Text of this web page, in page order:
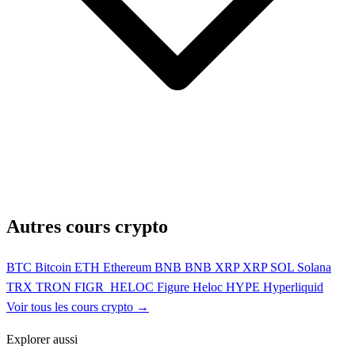
Autres cours crypto
BTC Bitcoin ETH Ethereum BNB BNB XRP XRP SOL Solana
TRX TRON FIGR_HELOC Figure Heloc HYPE Hyperliquid
Voir tous les cours crypto →
Explorer aussi